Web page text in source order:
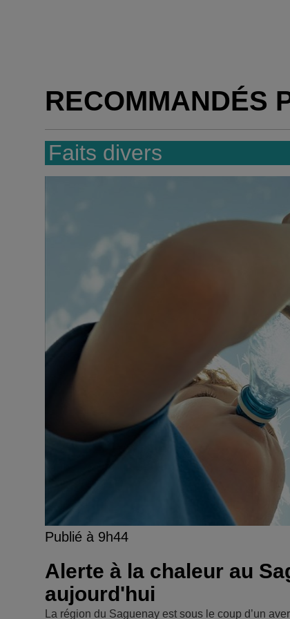
RECOMMANDÉS
Faits divers
Publié à 9h44
Alerte à la chaleur au
aujourd'hui
La région du Saguenay est sous le coup d’un